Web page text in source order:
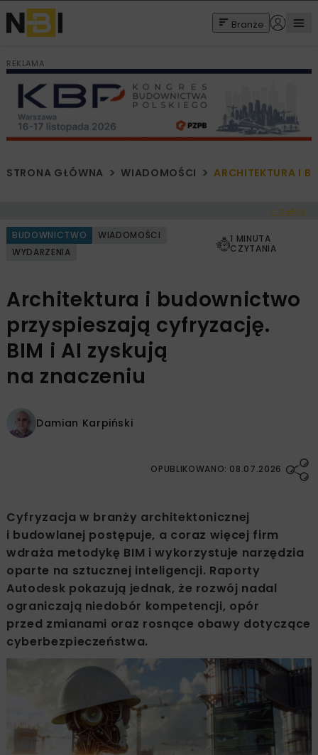
Branże
REKLAMA
STRONA GŁÓWNA WIADOMOŚCI ARCHITEKTURA I
< Cofnij
BUDOWNICTWO
WIADOMOŚCI
WYDARZENIA
1 MINUTA
CZYTANIA
Architektura i budownictwo
przyspieszają cyfryzację.
BIM i AI zyskują
na znaczeniu
Damian Karpiński
OPUBLIKOWANO: 08.07.2026
Cyfryzacja w branży architektonicznej
i budowlanej postępuje, a coraz więcej firm
wdraża metodykę BIM i wykorzystuje narzędzia
oparte na sztucznej inteligencji. Raporty
Autodesk pokazują jednak, że rozwój nadal
ograniczają niedobór kompetencji, opór
przed zmianami oraz rosnące obawy dotyczące
cyberbezpieczeństwa.